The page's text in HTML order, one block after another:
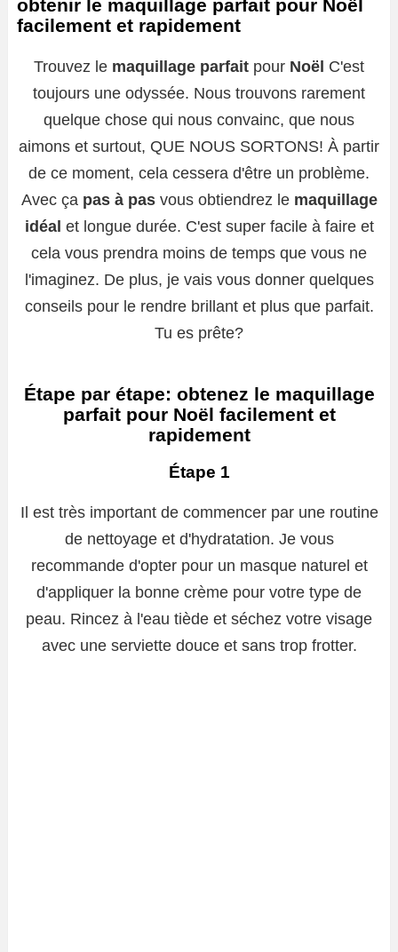
obtenir le maquillage parfait pour Noël
facilement et rapidement
Trouvez le maquillage parfait pour Noël C'est
toujours une odyssée. Nous trouvons rarement
quelque chose qui nous convainc, que nous
aimons et surtout, QUE NOUS SORTONS! À partir
de ce moment, cela cessera d'être un problème.
Avec ça pas à pasvous obtiendrez le maquillage
idéal et longue durée. C'est super facile à faire et
cela vous prendra moins de temps que vous ne
l'imaginez. De plus, je vais vous donner quelques
conseils pour le rendre brillant et plus que parfait.
Tu es prête?
Étape par étape: obtenez le maquillage
parfait pour Noël facilement et
rapidement
Étape 1
Il est très important de commencer par une routine
de nettoyage et d'hydratation. Je vous
recommande d'opter pour un masque naturel et
d'appliquer la bonne crème pour votre type de
peau. Rincez à l'eau tiède et séchez votre visage
avec une serviette douce et sans trop frotter.